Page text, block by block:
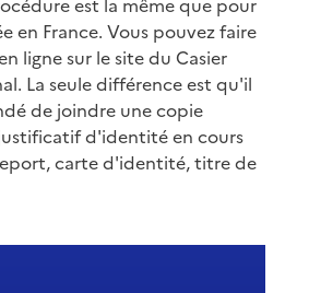
en France. Vous pouvez faire
ligne sur le site du Casier
La seule différence est qu'il
de joindre une copie
d'identité en cours
carte d'identité, titre de